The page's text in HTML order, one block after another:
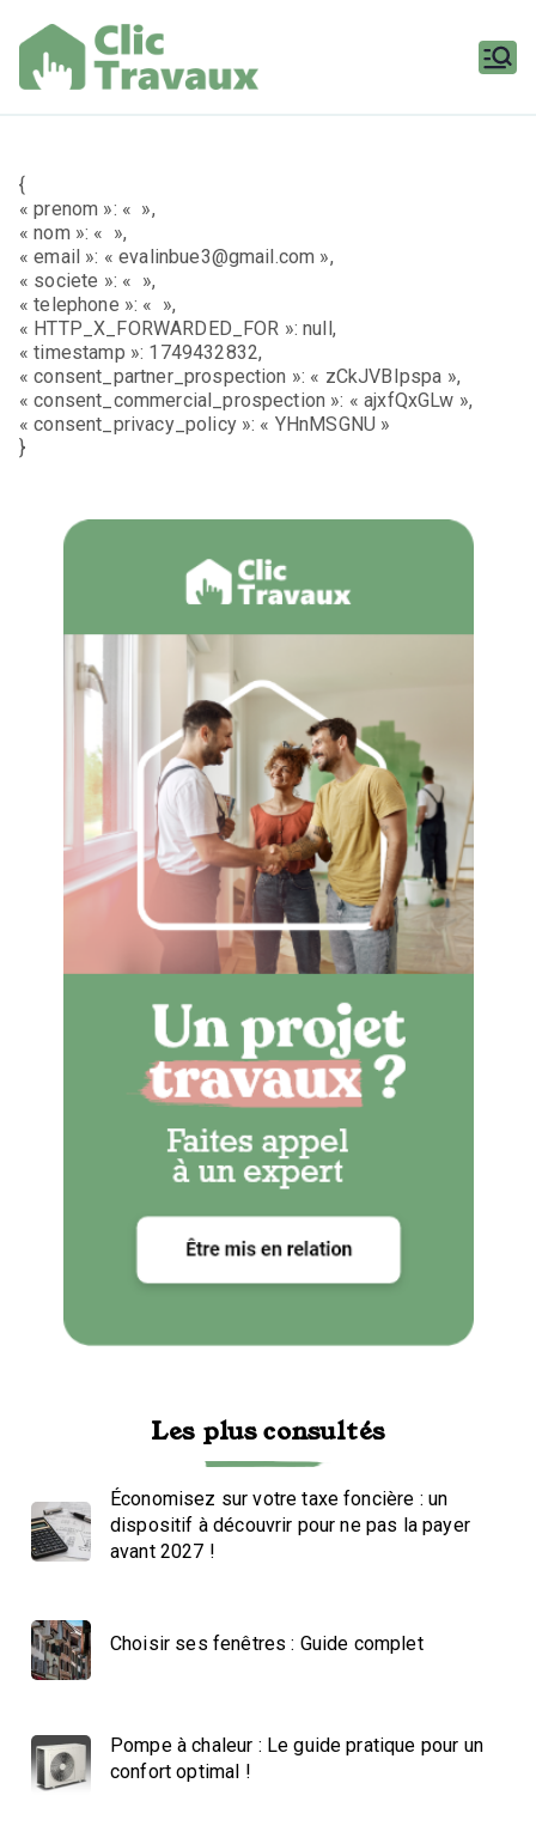
contenu
{
« prenom »: « »,
« nom »: « »,
« email »: « evalinbue3@gmail.com »,
« societe »: « »,
« telephone »: « »,
« HTTP_X_FORWARDED_FOR »: null,
« timestamp »: 1749432832,
« consent_partner_prospection »: « zCkJVBIpspa »,
« consent_commercial_prospection »: « ajxfQxGLw »,
« consent_privacy_policy »: « YHnMSGNU »
}
Les plus consultés
Économisez sur votre taxe foncière : un
dispositif à découvrir pour ne pas la payer
avant 2027 !
Choisir ses fenêtres : Guide complet
Pompe à chaleur : Le guide pratique pour un
confort optimal !